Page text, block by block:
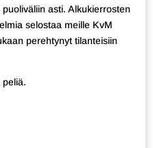
asti. Alkukierrosten
selostaa meille KvM
perehtynyt tilanteisiin
peliä.